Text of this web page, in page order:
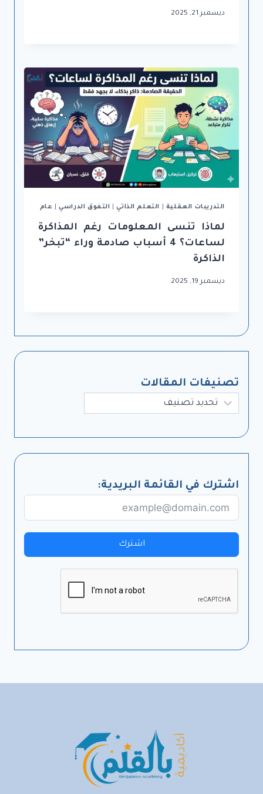
ديسمبر 21, 2025
التدريبات العقلية التعلم الذاتي| التفوق الدراسي| عام
لماذا تنسى المعلومات رغم المذاكرة
لساعات؟ 4 أسباب صادمة وراء “تبخر”
الذاكرة
ديسمبر 19, 2025
تصنيفات المقالات
تصنيفات
اشترك في القائمة البريدية:
اشترك